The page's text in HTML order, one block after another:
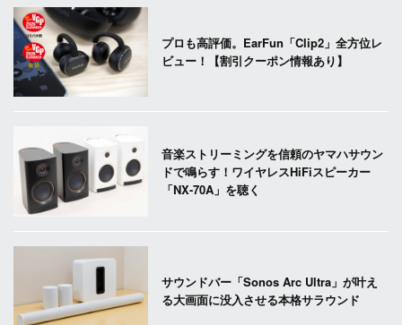
プロも高評価。EarFun「Clip2」全方位レ
ビュー！【割引クーポン情報あり】
音楽ストリーミングを信頼のヤマハサウン
ドで鳴らす！ワイヤレスHiFiスピーカー
「NX-70A」を聴く
サウンドバー「Sonos Arc Ultra」が叶え
る大画面に没入させる本格サラウンド